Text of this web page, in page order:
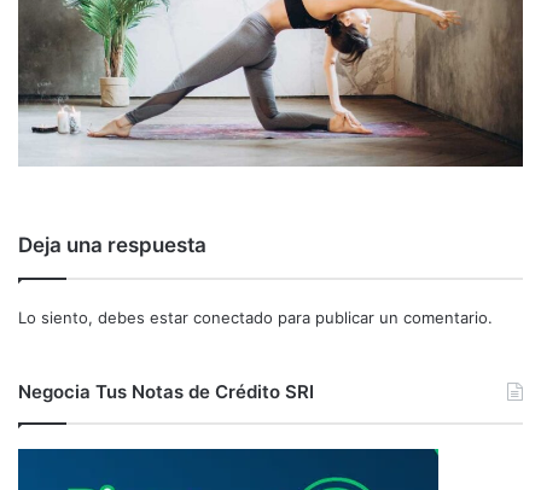
Deja una respuesta
Lo siento, debes estar conectado para publicar un comentario.
Negocia Tus Notas de Crédito SRI